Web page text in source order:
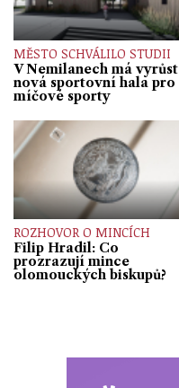
MĚSTO SCHVÁLILO STUDII
V Nemilanech má vyrůst
nová sportovní hala pro
míčové sporty
ROZHOVOR O MINCÍCH
Filip Hradil: Co
prozrazují mince
olomouckých biskupů?